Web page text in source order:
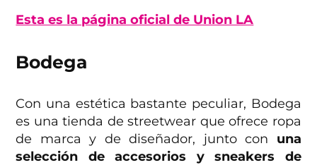
Esta es la página oficial de Union LA
Bodega
Con una estética bastante peculiar, Bodega
es una tienda de streetwear que ofrece ropa
de marca y de diseñador, junto con una
selección de accesorios y sneakers de